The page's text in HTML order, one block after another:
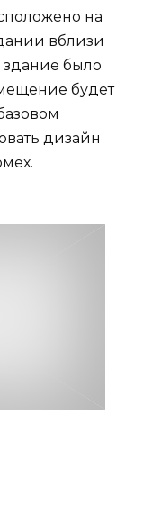
на
вблизи
здание было
будет
дизайн